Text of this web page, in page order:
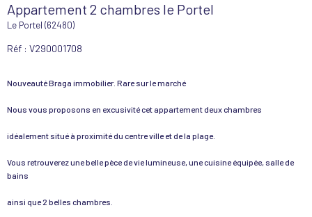
Appartement 2 chambres le Portel
Le Portel (62480)
Réf : V290001708
Nouveauté Braga immobilier. Rare sur le marché
Nous vous proposons en excusivité cet appartement deux chambres
idéalement situé à proximité du centre ville et de la plage.
Vous retrouverez une belle pèce de vie lumineuse, une cuisine équipée, salle de
bains
ainsi que 2 belles chambres.